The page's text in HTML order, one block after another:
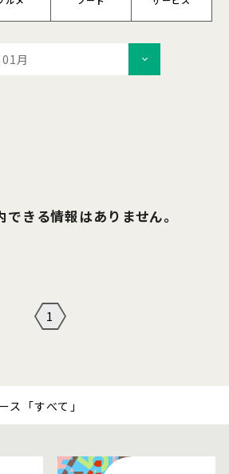
月
きる情報はありません。
1
ス「すべて」